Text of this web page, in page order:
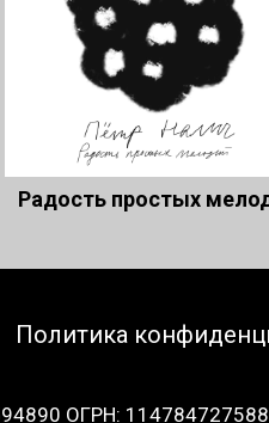
Радость простых
Политика
ОГРН: